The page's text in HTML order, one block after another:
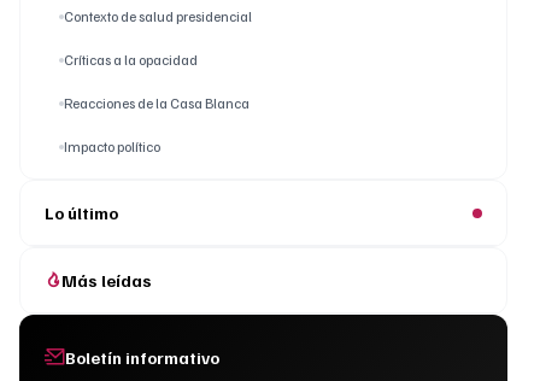
Contexto de salud presidencial
Críticas a la opacidad
Reacciones de la Casa Blanca
Impacto político
Lo último
Más leídas
Boletín informativo